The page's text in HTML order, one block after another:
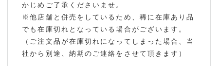
かじめご了承くださいませ。
※他店舗と併売をしているため、稀に在庫あり品
でも在庫切れとなっている場合がございます。
（ご注文品が在庫切れになってしまった場合、当
社から別途、納期のご連絡をさせて頂きます）